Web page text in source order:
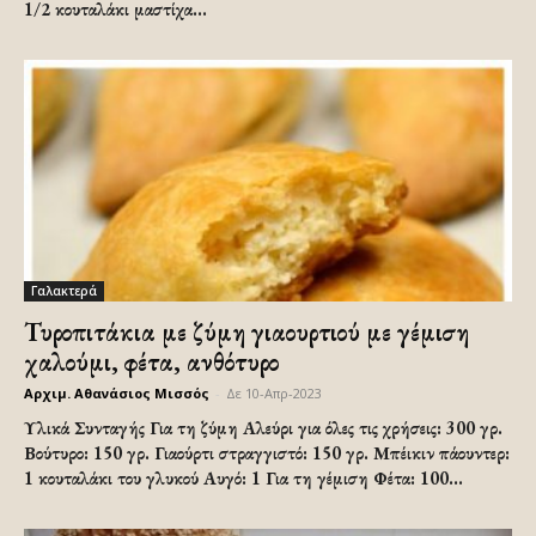
1/2 κουταλάκι μαστίχα...
Γαλακτερά
Τυροπιτάκια με ζύμη γιαουρτιού με γέμιση
χαλούμι, φέτα, ανθότυρο
Αρχιμ. Αθανάσιος Μισσός Δε 10-Απρ-2023
Υλικά Συνταγής Για τη ζύμη Αλεύρι για όλες τις χρήσεις: 300 γρ.
Βούτυρο: 150 γρ. Γιαούρτι στραγγιστό: 150 γρ. Μπέικιν πάουντερ:
1 κουταλάκι του γλυκού Αυγό: 1 Για τη γέμιση Φέτα: 100...